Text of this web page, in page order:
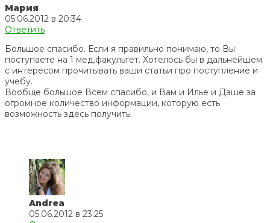
Мария
05.06.2012 в 20:34
Ответить
Большое спасибо. Если я правильно понимаю, то Вы
поступаете на 1 мед.факультет. Хотелось бы в дальнейшем
с интересом прочитывать ваши статьи про поступление и
учебу.
Вообще большое Всем спасибо, и Вам и Илье и Даше за
огромное количество информации, которую есть
возможность здесь получить.
Andrea
05.06.2012 в 23:25